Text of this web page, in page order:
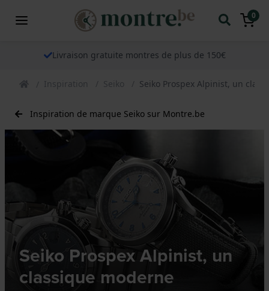
0
Livraison gratuite montres de plus de 150€
Inspiration Seiko Seiko Prospex Alpinist, un
Inspiration de marque Seiko sur Montre.be
Seiko Prospex Alpinist, un
classique moderne